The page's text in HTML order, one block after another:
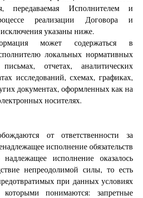
передаваемая Исполнителем и
реализации Договора и
указаны ниже.
может содержаться в
локальных нормативных
отчетах, аналитических
исследований, схемах, графиках,
документах, оформленных как на
носителях.
от ответственности за
исполнение обязательств
исполнение оказалось
непреодолимой силы, то есть
при данных условиях
которыми понимаются: запретные